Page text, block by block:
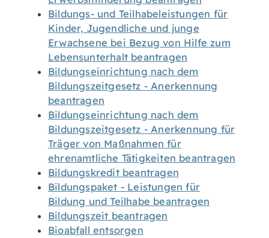
Bildungs- und Teilhabeleistungen für
Kinder, Jugendliche und junge
Erwachsene bei Bezug von Hilfe zum
Lebensunterhalt beantragen
Bildungseinrichtung nach dem
Bildungszeitgesetz - Anerkennung
beantragen
Bildungseinrichtung nach dem
Bildungszeitgesetz - Anerkennung für
Träger von Maßnahmen für
ehrenamtliche Tätigkeiten beantragen
Bildungskredit beantragen
Bildungspaket - Leistungen für
Bildung und Teilhabe beantragen
Bildungszeit beantragen
Bioabfall entsorgen